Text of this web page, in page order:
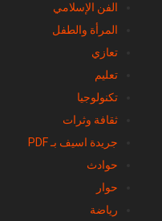
الفن الإسلامي
المرأة والطفل
تعازي
تعليم
تكنولوجيا
ثقافة وثرات
جريدة اسيف بـ PDF
حوادث
حوار
رياضة